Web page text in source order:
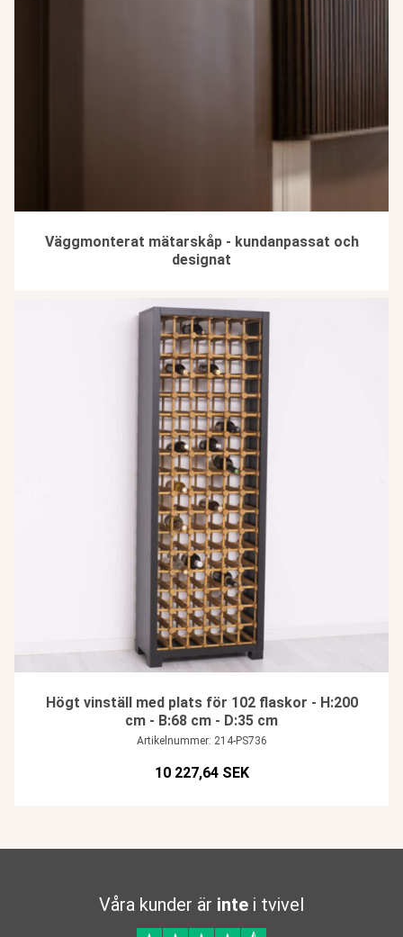
Väggmonterat mätarskåp - kundanpassat och
designat
Högt vinställ med plats för 102 flaskor - H:200
cm - B:68 cm - D:35 cm
Artikelnummer: 214-PS736
10 227,64 SEK
Våra kunder är inte i tvivel